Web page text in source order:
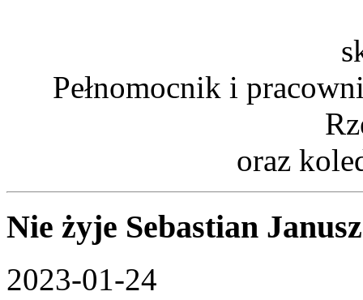
Pełnomocnik i
oraz
Nie żyje Sebastian Janusz
2023-01-24